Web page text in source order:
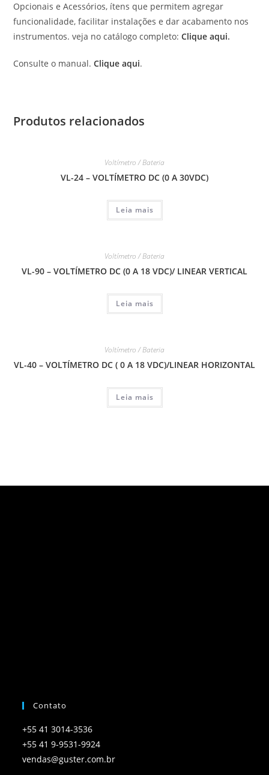
Opcionais e Acessórios, ítens que permitem agregar
funcionalidade, facilitar instalações e dar acabamento nos
instrumentos. veja no catálogo completo:Clique aqui.
Consulte o manual. Clique aqui.
Produtos relacionados
Voltímetro / Bateria
VL-24 – VOLTÍMETRO DC (0 A 30VDC)
Leia mais
Voltímetro / Bateria
VL-90 – VOLTÍMETRO DC (0 A 18 VDC)/ LINEAR VERTICAL
Leia mais
Voltímetro / Bateria
VL-40 – VOLTÍMETRO DC ( 0 A 18 VDC)/LINEAR HORIZONTAL
Leia mais
Contato
+55 41 3014-3536
+55 41 9-9531-9924
vendas@guster.com.br